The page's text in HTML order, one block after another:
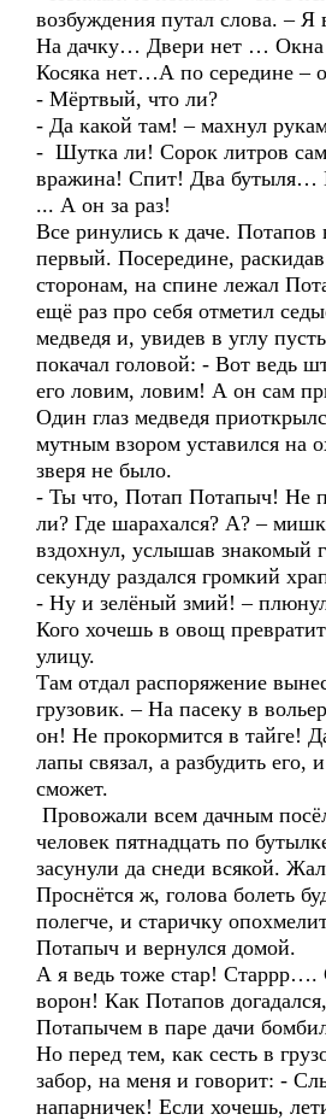
возбуждения путал слова. –
На дачку… Двери нет …
Косяка нет…А по середине –
- Мёртвый, что ли?
- Да какой там! – махнул
- Шутка ли! Сорок литров
вражина! Спит! Два бутыля…
... А он за раз!
Все ринулись к даче.
первый. Посередине,
сторонам, на спине лежал
ещё раз про себя отметил
медведя и, увидев в углу
покачал головой: - Вот ведь
его ловим, ловим! А он сам
Один глаз медведя
мутным взором уставился на
зверя не было.
- Ты что, Потап Потапыч! Не
ли? Где шарахался? А? –
вздохнул, услышав знакомый
секунду раздался громкий
- Ну и зелёный змий! –
Кого хочешь в овощ
улицу.
Там отдал распоряжение
грузовик. – На пасеку в
он! Не прокормится в тайге!
лапы связал, а разбудить его,
сможет.
Провожали всем дачным
человек пятнадцать по
засунули да снеди всякой.
Проснётся ж, голова болеть
полегче, и старичку
Потапыч и вернулся домой.
А я ведь тоже стар! Старрр….
ворон! Как Потапов
Потапычем в паре дачи
Но перед тем, как сесть в
забор, на меня и говорит: -
напарничек! Если хочешь,